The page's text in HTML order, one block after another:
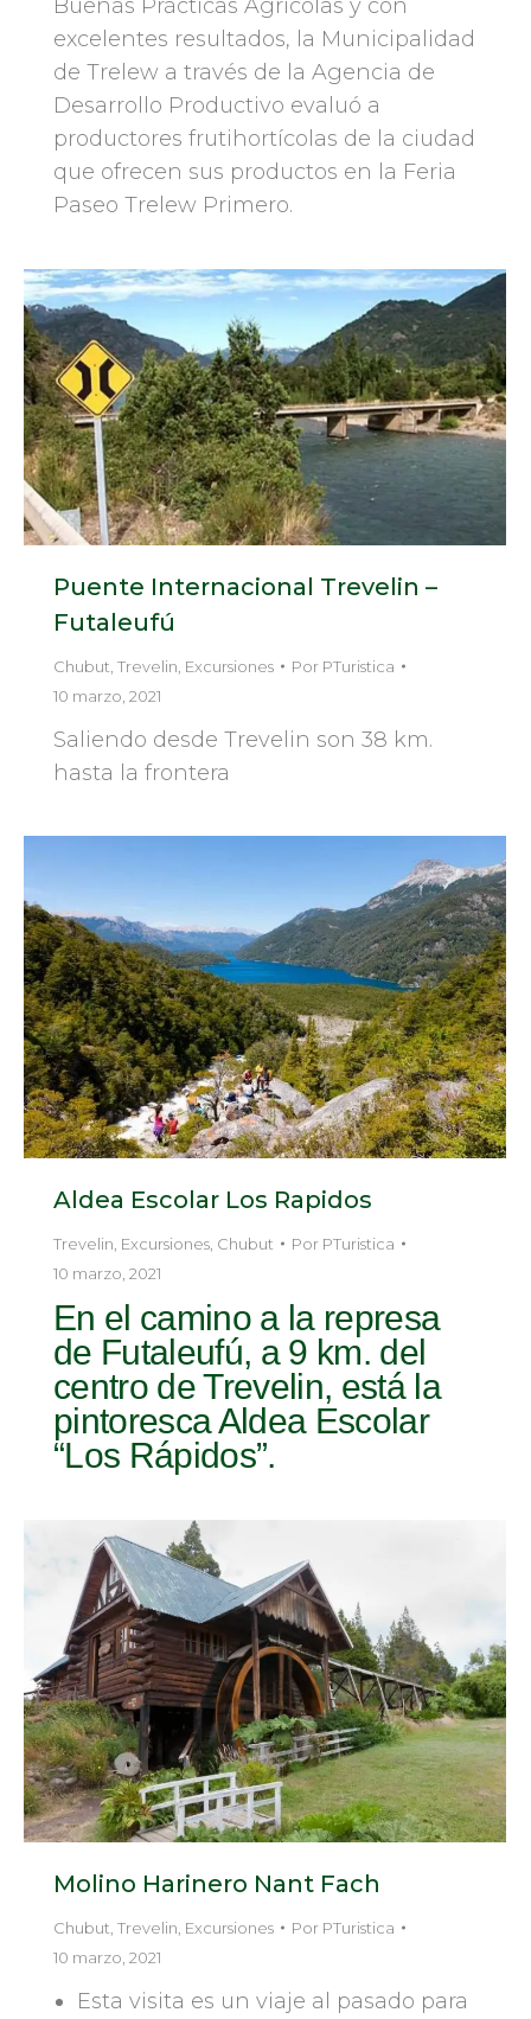
Buenas Prácticas Agrícolas y con
excelentes resultados, la Municipalidad
de Trelew a través de la Agencia de
Desarrollo Productivo evaluó a
productores frutihortícolas de la ciudad
que ofrecen sus productos en la Feria
Paseo Trelew Primero.
Puente Internacional Trevelin –
Futaleufú
Chubut Trevelin Excursiones Por PTuristica
10 marzo, 2021
Saliendo desde Trevelin son 38 km.
hasta la frontera
Aldea Escolar Los Rapidos
Trevelin Excursiones Chubut Por PTuristica
10 marzo, 2021
En el camino a la represa
de Futaleufú, a 9 km. del
centro de Trevelin, está la
pintoresca Aldea Escolar
“Los Rápidos”.
Molino Harinero Nant Fach
Chubut Trevelin Excursiones Por PTuristica
10 marzo, 2021
Esta visita es un viaje al pasado para